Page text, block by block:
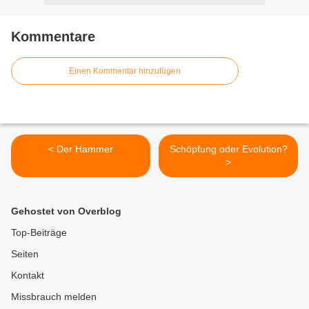
Kommentare
Einen Kommentar hinzufügen
< Der Hammer
Schöpfung oder Evolution?
>
Gehostet von Overblog
Top-Beiträge
Seiten
Kontakt
Missbrauch melden